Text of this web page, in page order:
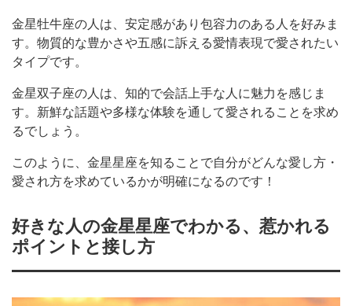
金星牡牛座の人は、安定感があり包容力のある人を好みま
す。物質的な豊かさや五感に訴える愛情表現で愛されたい
タイプです。
金星双子座の人は、知的で会話上手な人に魅力を感じま
す。新鮮な話題や多様な体験を通して愛されることを求め
るでしょう。
このように、金星星座を知ることで自分がどんな愛し方・
愛され方を求めているかが明確になるのです！
好きな人の金星星座でわかる、惹かれる
ポイントと接し方